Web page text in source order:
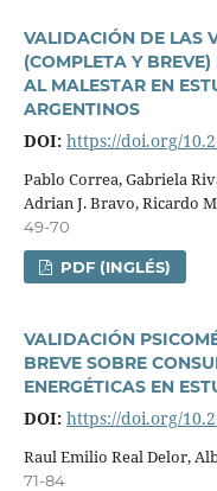
VALIDACIÓN DE LAS
(COMPLETA Y
AL MALESTAR EN
ARGENTINOS
DOI: https://doi.org/
Pablo Correa, Gabriela
Adrian J. Bravo, Ricardo
49-70
PDF (INGLÉS)
VALIDACIÓN
BREVE SOBRE
ENERGÉTICAS EN
DOI: https://doi.org/
Raul Emilio Real Delor,
71-84